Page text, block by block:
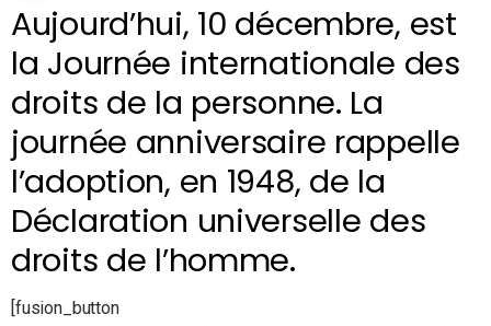
Aujourd’hui, 10 décembre, est
la Journée internationale des
droits de la personne. La
journée anniversaire rappelle
l’adoption, en 1948, de la
Déclaration universelle des
droits de l’homme.
[fusion_button